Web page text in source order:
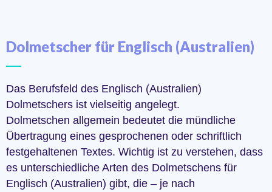
Dolmetscher für Englisch (Australien)
Das Berufsfeld des Englisch (Australien)
Dolmetschers ist vielseitig angelegt.
Dolmetschen allgemein bedeutet die mündliche
Übertragung eines gesprochenen oder schriftlich
festgehaltenen Textes. Wichtig ist zu verstehen, dass
es unterschiedliche Arten des Dolmetschens für
Englisch (Australien) gibt, die – je nach